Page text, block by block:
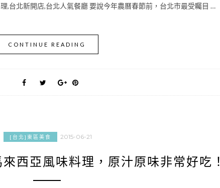
,台北新開店,台北人氣餐廳 要說今年農曆春節前，台北市最受矚目 …
CONTINUE READING
[台北]東區美食 2015-06-21
西亞風味料理，原汁原味非常好吃！